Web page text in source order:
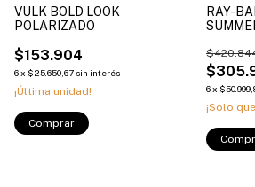
VULK BOLD LOOK
POLARIZADO
$153.904
6x $25.650,67 sin interés
¡Última unidad!
Comprar
RAY-
6x
¡Solo